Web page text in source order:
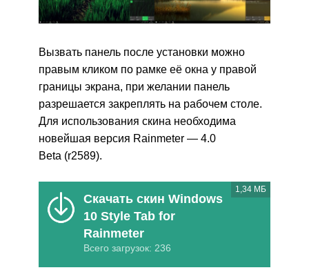
Вызвать панель после установки можно
правым кликом по рамке её окна у правой
границы экрана, при желании панель
разрешается закреплять на рабочем столе.
Для использования скина необходима
новейшая версия Rainmeter — 4.0
Beta (r2589).
Скачать скин Windows
10 Style Tab for
Rainmeter
Всего загрузок: 236
1,34 МБ